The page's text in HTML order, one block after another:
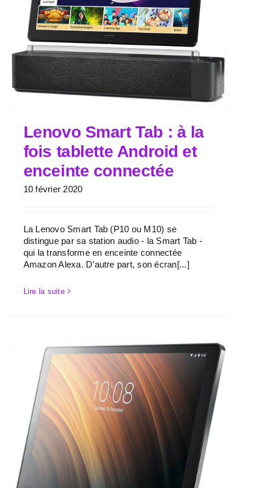
Lenovo Smart Tab : à la
fois tablette Android et
enceinte connectée
10 février 2020
La Lenovo Smart Tab (P10 ou M10) se
distingue par sa station audio - la Smart Tab -
qui la transforme en enceinte connectée
Amazon Alexa. D’autre part, son écran[...]
Lire la suite